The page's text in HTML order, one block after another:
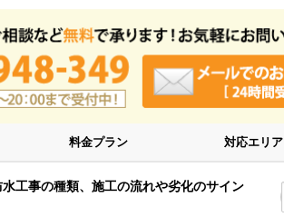
料金プラン 対応エリア
工事の種類、施工の流れや劣化のサイン